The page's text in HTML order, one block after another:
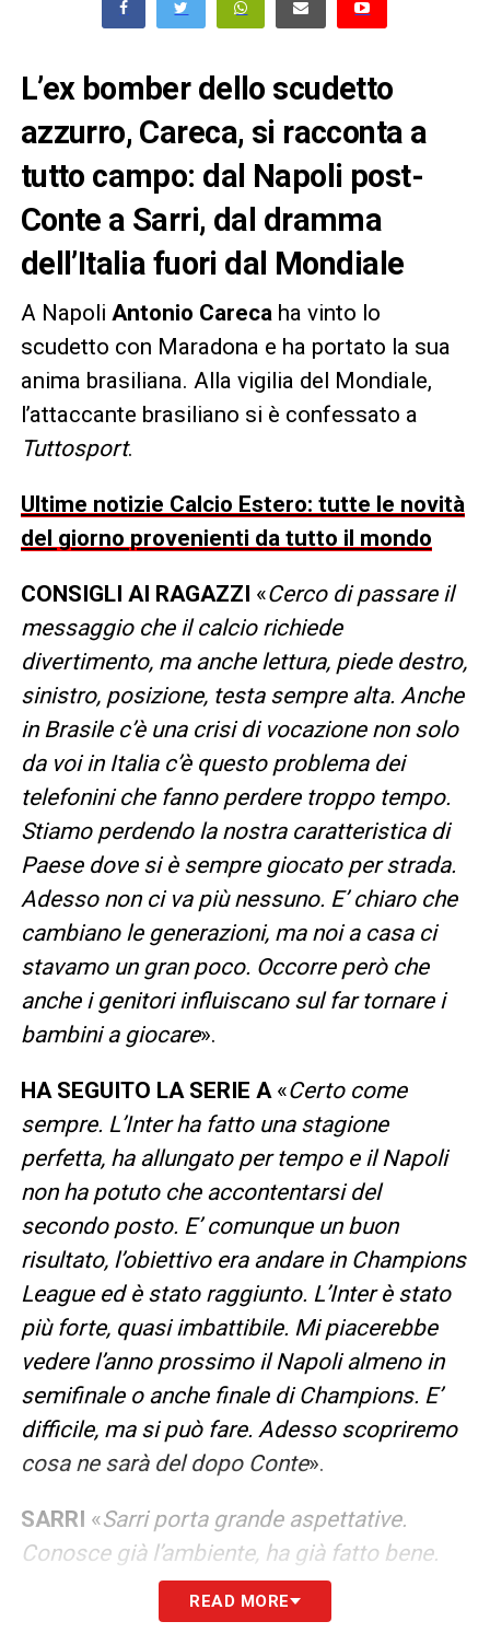
L’ex bomber dello scudetto
azzurro, Careca, si racconta a
tutto campo: dal Napoli post-
Conte a Sarri, dal dramma
dell’Italia fuori dal Mondiale
A Napoli Antonio Careca ha vinto lo
scudetto con Maradona e ha portato la sua
anima brasiliana. Alla vigilia del Mondiale,
l’attaccante brasiliano si è confessato a
Tuttosport.
Ultime notizie Calcio Estero: tutte le novità
del giorno provenienti da tutto il mondo
CONSIGLI AI RAGAZZI «Cerco di passare il
messaggio che il calcio richiede
divertimento, ma anche lettura, piede destro,
sinistro, posizione, testa sempre alta. Anche
in Brasile c’è una crisi di vocazione non solo
da voi in Italia c’è questo problema dei
telefonini che fanno perdere troppo tempo.
Stiamo perdendo la nostra caratteristica di
Paese dove si è sempre giocato per strada.
Adesso non ci va più nessuno. E’ chiaro che
cambiano le generazioni, ma noi a casa ci
stavamo un gran poco. Occorre però che
anche i genitori influiscano sul far tornare i
bambini a giocare».
HA SEGUITO LA SERIE A«Certo come
sempre. L’Inter ha fatto una stagione
perfetta, ha allungato per tempo e il Napoli
non ha potuto che accontentarsi del
secondo posto. E’ comunque un buon
risultato, l’obiettivo era andare in Champions
League ed è stato raggiunto. L’Inter è stato
più forte, quasi imbattibile. Mi piacerebbe
vedere l’anno prossimo il Napoli almeno in
semifinale o anche finale di Champions. E’
difficile, ma si può fare. Adesso scopriremo
cosa ne sarà del dopo Conte».
SARRI «Sarri porta grande aspettative.
Conosce già l’ambiente, ha già fatto bene.
Gli piace giocare un buon calcio, ha una
mentalità brasiliana. Anche se pure da noi
READ MORE